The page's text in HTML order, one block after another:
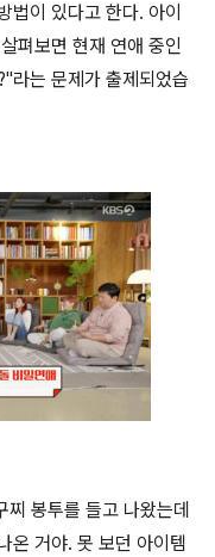
법이 있다고 한다. 아이
펴보면 현재 연애 중인
라는 문제가 출제되었습
봉투를 들고 나왔는데
온 거야. 못 보던 아이템